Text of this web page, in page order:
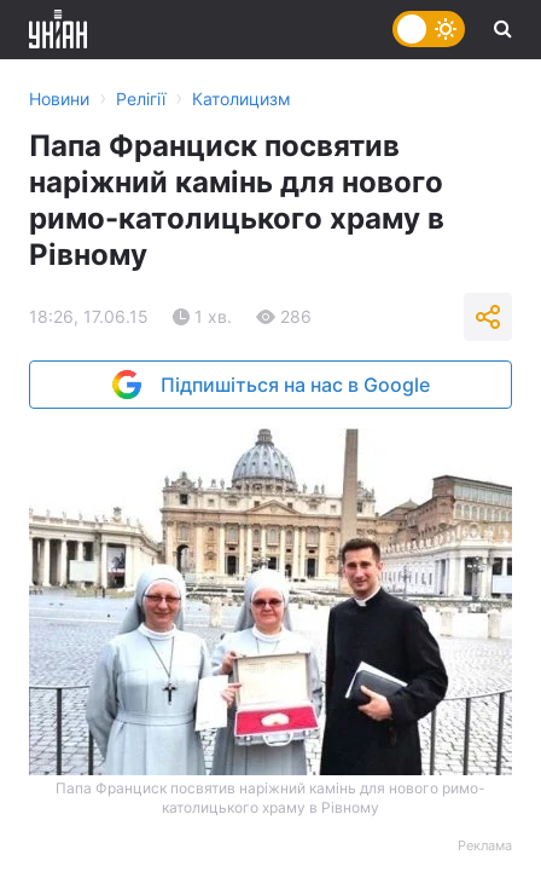
Новини › Релігії › Католицизм
Папа Франциск посвятив
наріжний камінь для нового
римо-католицького храму в
Рівному
18:26, 17.06.15 1 хв. 286
Підпишіться на нас в Google
Папа Франциск посвятив наріжний камінь для нового римо-
католицького храму в Рівному
Реклама